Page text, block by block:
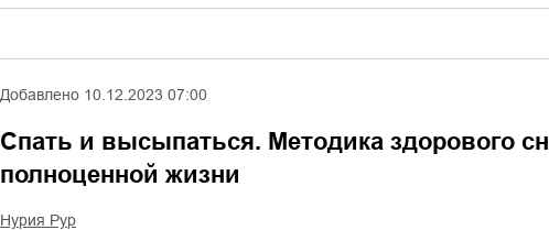
Добавлено 10.12.2023 07:00
Спать и высыпаться. Методика здорового
полноценной жизни
Нурия Рур